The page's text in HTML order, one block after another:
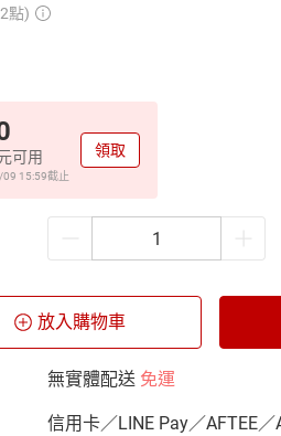
點)
可用
15:59截止
領取
放入購物車
無實體配送 免運
信用卡／LINE Pay／AFTEE／